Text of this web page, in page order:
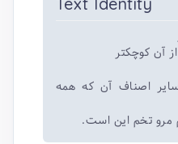
آن کوچکتر
اصناف آن که همه
مرو تخم این است.